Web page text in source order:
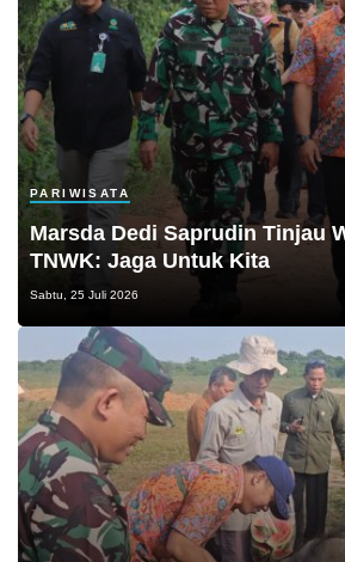
PARIWISATA
Marsda Dedi Saprudin Tinjau
TNWK: Jaga Untuk Kita
Sabtu, 25 Juli 2026